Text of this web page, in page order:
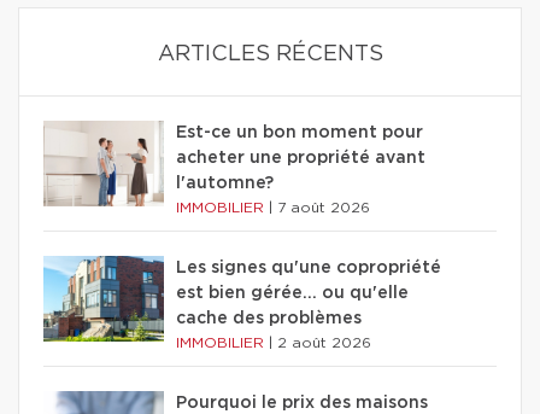
ARTICLES RÉCENTS
Est-ce un bon moment pour
acheter une propriété avant
l'automne?
IMMOBILIER 7 août 2026
Les signes qu'une copropriété
est bien gérée… ou qu'elle
cache des problèmes
IMMOBILIER 2 août 2026
Pourquoi le prix des maisons